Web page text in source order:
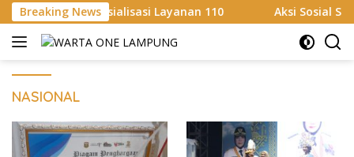
Langsung
ke
konten
Breaking News
Layanan 110 Aksi Sosial Sambut HUT RI ke-
NASIONAL